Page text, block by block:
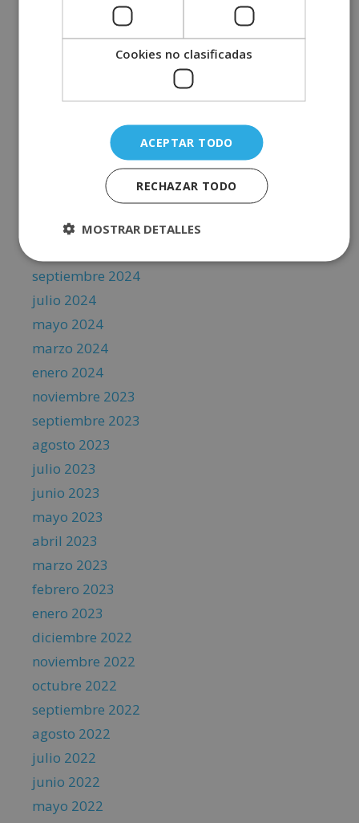
marzo 2026
diciembre 2025
octubre 2025
febrero 2025
septiembre 2024
julio 2024
mayo 2024
marzo 2024
enero 2024
noviembre 2023
septiembre 2023
agosto 2023
julio 2023
junio 2023
mayo 2023
abril 2023
marzo 2023
febrero 2023
enero 2023
diciembre 2022
noviembre 2022
octubre 2022
septiembre 2022
agosto 2022
julio 2022
junio 2022
mayo 2022
Cookies no clasificadas
ACEPTAR TODO
RECHAZAR TODO
MOSTRAR DETALLES